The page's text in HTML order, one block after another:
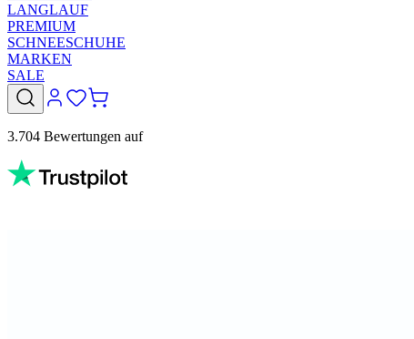
LANGLAUF
PREMIUM
SCHNEESCHUHE
MARKEN
SALE
3.704 Bewertungen auf